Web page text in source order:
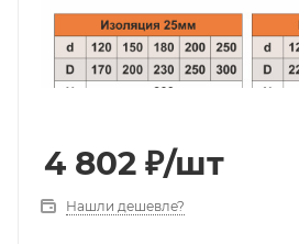
4 802 ₽/шт
Нашли дешевле?